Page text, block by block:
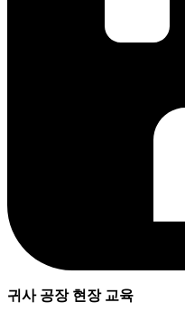
귀사 공장 현장 교육